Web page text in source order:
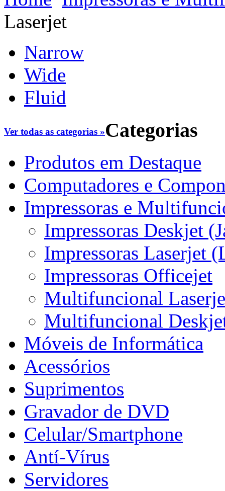
Laserjet
Narrow
Wide
Fluid
Ver todas as categorias »Categorias
Produtos em Destaque
Computadores e
Impressoras e
Impressoras Deskjet
Impressoras Laserjet
Impressoras Officejet
Multifuncional
Multifuncional
Móveis de Informática
Acessórios
Suprimentos
Gravador de DVD
Celular/Smartphone
Antí-Vírus
Servidores